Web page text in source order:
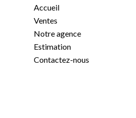
Accueil
Ventes
Notre agence
Estimation
Contactez-nous